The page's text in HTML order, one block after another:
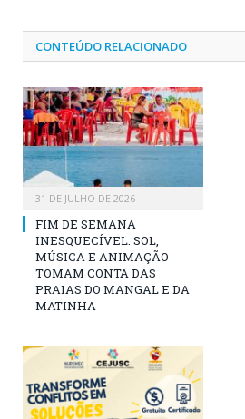
CONTEÚDO RELACIONADO
31 DE JULHO DE 2026
FIM DE SEMANA
INESQUECÍVEL: SOL,
MÚSICA E ANIMAÇÃO
TOMAM CONTA DAS
PRAIAS DO MANGAL E DA
MATINHA